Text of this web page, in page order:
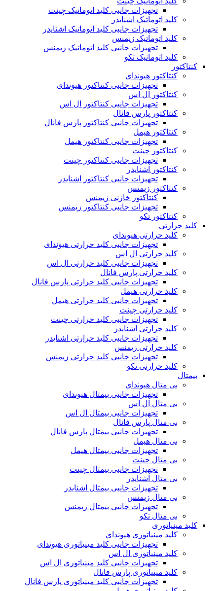
تجهیزات جانبی کلید اتوماتیک چینت
کلید اتوماتیک اشنایدر
تجهیزات جانبی کلید اتوماتیک اشنایدر
کلید اتوماتیک زیمنس
تجهیزات جانبی کلید اتوماتیک زیمنس
کلید اتوماتیک تکو
کنتاکتور
کنتاکتور هیوندای
تجهیزات جانبی کنتاکتور هیوندای
کنتاکتور ال اس
تجهیزات جانبی کنتاکتور ال اس
کنتاکتور پارس فانال
تجهیزات جانبی کنتاکتور پارس فانال
کنتاکتور هیمل
تجهیزات جانبی کنتاکتور هیمل
کنتاکتور چینت
تجهیزات جانبی کنتاکتور چینت
کنتاکتور اشنایدر
تجهیزات جانبی کنتاکتور اشنایدر
کنتاکتور زیمنس
کنتاکتور خازنی زیمنس
تجهیزات جانبی کنتاکتور زیمنس
کنتاکتور تکو
کلید حرارتی
کلید حرارتی هیوندای
تجهیزات جانبی کلید حرارتی هیوندای
کلید حرارتی ال اس
تجهیزات جانبی کلید حرارتی ال اس
کلید حرارتی پارس فانال
تجهیزات جانبی کلید حرارتی پارس فانال
کلید حرارتی هیمل
تجهیزات جانبی کلید حرارتی هیمل
کلید حرارتی چینت
تجهیزات جانبی کلید حرارتی چینت
کلید حرارتی اشنایدر
تجهیزات جانبی کلید حرارتی اشنایدر
کلید حرارتی زیمنس
تجهیزات جانبی کلید حرارتی زیمنس
کلید حرارتی تکو
بیمتال
بی متال هیوندای
تجهیزات جانبی بیمتال هیوندای
بی متال ال اس
تجهیزات جانبی بیمتال ال اس
بی متال پارس فانال
تجهیزات جانبی بیمتال پارس فانال
بی متال هیمل
تجهیزات جانبی بیمتال هیمل
بی متال چینت
تجهیزات جانبی بیمتال چینت
بی متال اشنایدر
تجهیزات جانبی بیمتال اشنایدر
بی متال زیمنس
تجهیزات جانبی بیمتال زیمنس
بی متال تکو
کلید مینیاتوری
کلید مینیاتوری هیوندای
تجهیزات جانبی کلید مینیاتوری هیوندای
کلید مینیاتوری ال اس
تجهیزات جانبی کلید مینیاتوری ال اس
کلید مینیاتوری پارس فانال
تجهیزات جانبی کلید مینیاتوری پارس فانال